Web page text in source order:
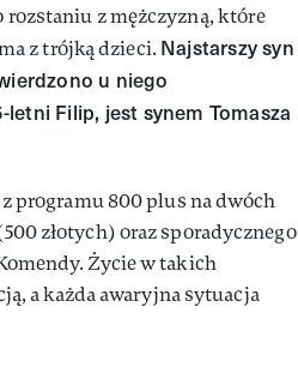
z mężczyzną, które
z trójką dzieci. Najstarszy syn
u niego
letni Filip, jest synem Tomasza
programu 800 plus na dwóch
złotych) oraz sporadycznego
Życie w takich
a każda awaryjna sytuacja